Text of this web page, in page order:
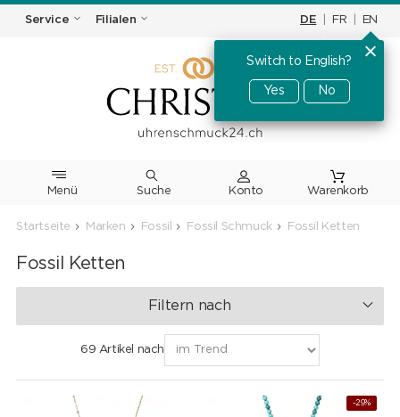
Service Filialen DE FR EN
Switch to English?
Yes No
Menü Suche Warenkorb
Startseite Marken Fossil Fossil Schmuck Fossil Ketten
Fossil Ketten
Filtern nach
69 Artikel nach
-29%